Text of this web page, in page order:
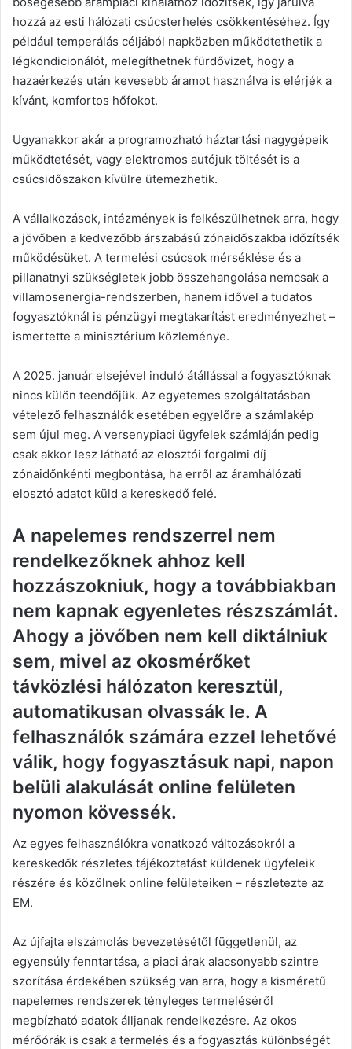
hozzá az esti hálózati csúcsterhelés csökkentéséhez. Így
például temperálás céljából napközben működtethetik a
légkondicionálót, melegíthetnek fürdővizet, hogy a
hazaérkezés után kevesebb áramot használva is elérjék a
kívánt, komfortos hőfokot.
Ugyanakkor akár a programozható háztartási nagygépeik
működtetését, vagy elektromos autójuk töltését is a
csúcsidőszakon kívülre ütemezhetik.
A vállalkozások, intézmények is felkészülhetnek arra, hogy
a jövőben a kedvezőbb árszabású zónaidőszakba időzítsék
működésüket. A termelési csúcsok mérséklése és a
pillanatnyi szükségletek jobb összehangolása nemcsak a
villamosenergia-rendszerben, hanem idővel a tudatos
fogyasztóknál is pénzügyi megtakarítást eredményezhet –
ismertette a minisztérium közleménye.
A 2025. január elsejével induló átállással a fogyasztóknak
nincs külön teendőjük. Az egyetemes szolgáltatásban
vételező felhasználók esetében egyelőre a számlakép
sem újul meg. A versenypiaci ügyfelek számláján pedig
csak akkor lesz látható az elosztói forgalmi díj
zónaidőnkénti megbontása, ha erről az áramhálózati
elosztó adatot küld a kereskedő felé.
A napelemes rendszerrel nem
rendelkezőknek ahhoz kell
hozzászokniuk, hogy a továbbiakban
nem kapnak egyenletes részszámlát.
Ahogy a jövőben nem kell diktálniuk
sem, mivel az okosmérőket
távközlési hálózaton keresztül,
automatikusan olvassák le. A
felhasználók számára ezzel lehetővé
válik, hogy fogyasztásuk napi, napon
belüli alakulását online felületen
nyomon kövessék.
Az egyes felhasználókra vonatkozó változásokról a
kereskedők részletes tájékoztatást küldenek ügyfeleik
részére és közölnek online felületeiken – részletezte az
EM.
Az újfajta elszámolás bevezetésétől függetlenül, az
egyensúly fenntartása, a piaci árak alacsonyabb szintre
szorítása érdekében szükség van arra, hogy a kisméretű
napelemes rendszerek tényleges termeléséről
megbízható adatok álljanak rendelkezésre. Az okos
mérőórák is csak a termelés és a fogyasztás különbségét